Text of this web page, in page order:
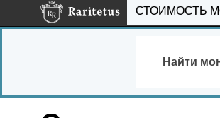
СТОИМОСТЬ
Найти